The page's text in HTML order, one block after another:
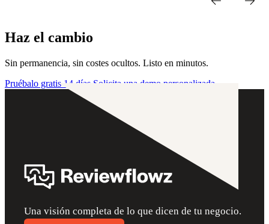
Haz el cambio
Sin permanencia, sin costes ocultos. Listo en minutos.
Pruébalo gratis 14 días Solicita una demo personalizada
Una visión completa de lo que dicen de tu negocio.